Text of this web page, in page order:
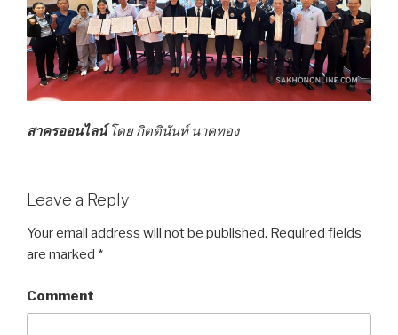
สาครออนไลน์ โดย กิตตินันท์ นาคทอง
Leave a Reply
Your email address will not be published. Required fields
are marked *
Comment